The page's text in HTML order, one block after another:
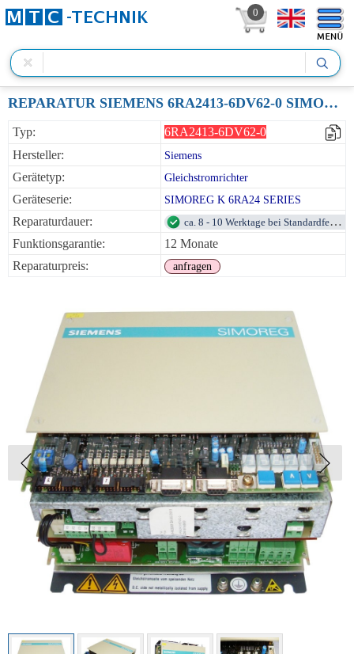
0
REPARATUR SIEMENS 6RA2413-6DV62-0 SIMOREG-K STROMRICHTERGERÄT D420/15 MREQ-GEG6V62-4A
Typ:
6RA2413-6DV62-0
Hersteller:
Siemens
Gerätetyp: Gleichstromrichter
Geräteserie: SIMOREG K 6RA24 SERIES
Reparaturdauer:
ca. 8 - 10 Werktage bei Standardfehlern
Funktionsgarantie:
12 Monate
Reparaturpreis:
anfragen